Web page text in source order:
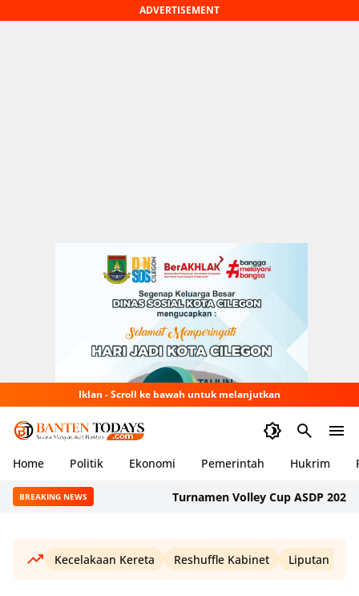
ADVERTISEMENT
Iklan - Scroll ke bawah untuk melanjutkan
Home Politik Ekonomi Pemerintah Hukrim
BREAKING NEWS Turnamen Volley Cup ASDP 2026
Kecelakaan Kereta Reshuffle Kabinet Liputan Haji